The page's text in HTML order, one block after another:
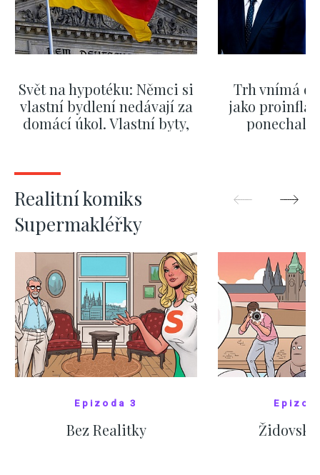
Svět na hypotéku: Němci si
vlastní bydlení nedávají za
domácí úkol. Vlastní byty,
Trh vnímá
jako
ponechali
Realitní komiks
Supermakléřky
Epizoda 3
Bez Realitky